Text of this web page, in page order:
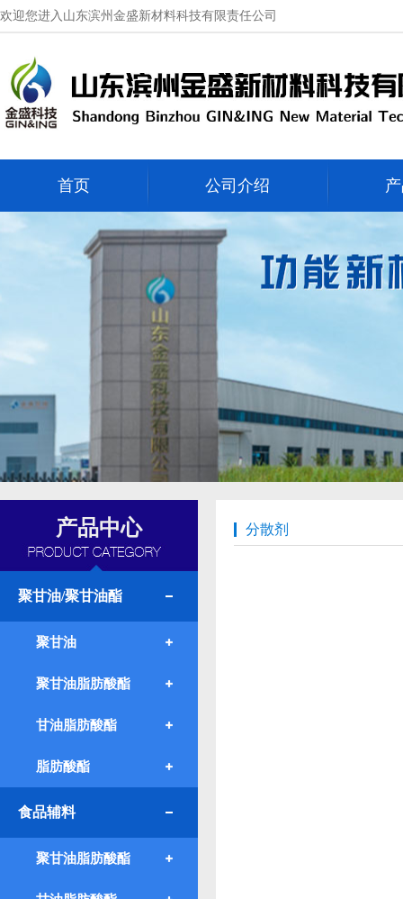
欢迎您进入山东滨州金盛新材料科技有限责任公司
首页 公司介绍
产品中心
聚甘油/聚甘油酯
聚甘油
聚甘油脂肪酸酯
甘油脂肪酸酯
脂肪酸酯
食品辅料
聚甘油脂肪酸酯
分散剂